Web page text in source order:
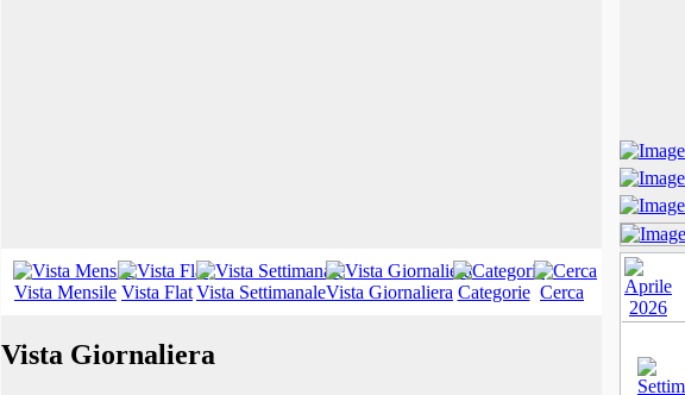
Vista Mensile Vista FlatVista SettimanaleVista Giornaliera Categorie Cerca
Vista Giornaliera